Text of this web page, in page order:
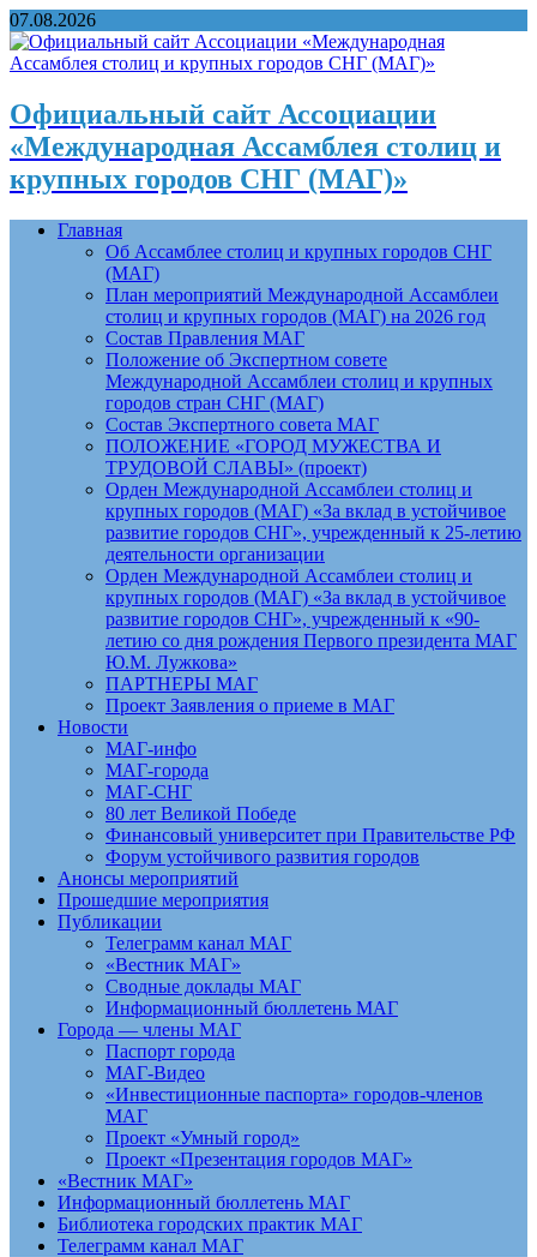
07.08.2026
Официальный сайт Ассоциации
«Международная Ассамблея столиц и
крупных городов СНГ (МАГ)»
Главная
Об Ассамблее столиц и крупных городов СНГ
(МАГ)
План мероприятий Международной Ассамблеи
столиц и крупных городов (МАГ) на 2026 год
Состав Правления МАГ
Положение об Экспертном совете
Международной Ассамблеи столиц и крупных
городов стран СНГ (МАГ)
Состав Экспертного совета МАГ
ПОЛОЖЕНИЕ «ГОРОД МУЖЕСТВА И
ТРУДОВОЙ СЛАВЫ» (проект)
Орден Международной Ассамблеи столиц и
крупных городов (МАГ) «За вклад в устойчивое
развитие городов СНГ», учрежденный к 25-летию
деятельности организации
Орден Международной Ассамблеи столиц и
крупных городов (МАГ) «За вклад в устойчивое
развитие городов СНГ», учрежденный к «90-
летию со дня рождения Первого президента МАГ
Ю.М. Лужкова»
ПАРТНЕРЫ МАГ
Проект Заявления о приеме в МАГ
Новости
МАГ-инфо
МАГ-города
МАГ-СНГ
80 лет Великой Победе
Финансовый университет при Правительстве РФ
Форум устойчивого развития городов
Анонсы мероприятий
Прошедшие мероприятия
Публикации
Телеграмм канал МАГ
«Вестник МАГ»
Сводные доклады МАГ
Информационный бюллетень МАГ
Города — члены МАГ
Паспорт города
МАГ-Видео
«Инвестиционные паспорта» городов-членов
МАГ
Проект «Умный город»
Проект «Презентация городов МАГ»
«Вестник МАГ»
Информационный бюллетень МАГ
Библиотека городских практик МАГ
Телеграмм канал МАГ